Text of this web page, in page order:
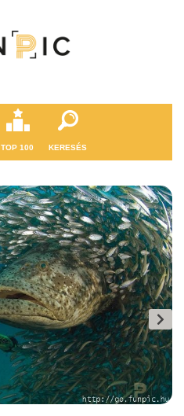
TOP 100 KERESÉS